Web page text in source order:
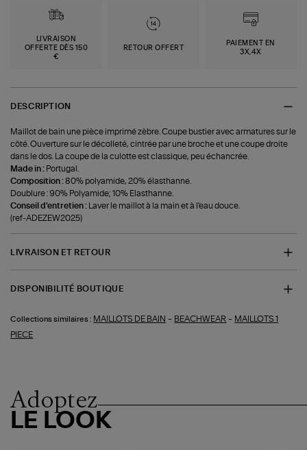
LIVRAISON
OFFERTE DÈS 150
€
RETOUR OFFERT
PAIEMENT EN
3X,4X
DESCRIPTION
Maillot de bain une pièce imprimé zèbre. Coupe bustier avec armatures sur le
côté. Ouverture sur le décolleté, cintrée par une broche et une coupe droite
dans le dos. La coupe de la culotte est classique, peu échancrée.
Made in : Portugal.
Composition :80% polyamide, 20% élasthanne.
Doublure : 90% Polyamide; 10% Elasthanne.
Conseil d'entretien :
Laver le maillot à la main et à l'eau douce.
(ref-ADEZEW2025)
LIVRAISON ET RETOUR
DISPONIBILITÉ BOUTIQUE
Collections similaires : MAILLOTS DE BAIN - BEACHWEAR - MAILLOTS 1
PIECE
Adoptez
LE LOOK